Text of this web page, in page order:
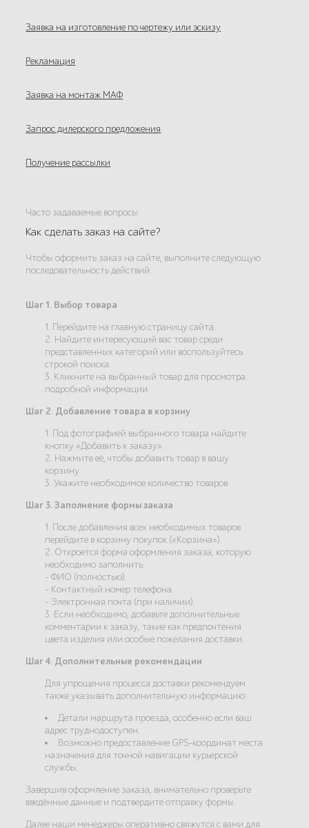
Заявка на изготовление по чертежу или эскизу
Рекламация
Заявка на монтаж МАФ
Запрос дилерского предложения
Получение рассылки
Часто задаваемые вопросы
Как сделать заказ на сайте?
Чтобы оформить заказ на сайте, выполните следующую
последовательность действий:
Шаг 1. Выбор товара
1. Перейдите на главную страницу сайта.
2. Найдите интересующий вас товар среди
представленных категорий или воспользуйтесь
строкой поиска.
3. Кликните на выбранный товар для просмотра
подробной информации.
Шаг 2. Добавление товара в корзину
1. Под фотографией выбранного товара найдите
кнопку «Добавить к заказу».
2. Нажмите её, чтобы добавить товар в вашу
корзину.
3. Укажите необходимое количество товаров.
Шаг 3. Заполнение формы заказа
1. После добавления всех необходимых товаров
перейдите в корзину покупок («Корзина»).
2. Откроется форма оформления заказа, которую
необходимо заполнить:
- ФИО (полностью).
- Контактный номер телефона.
- Электронная почта (при наличии).
3. Если необходимо, добавьте дополнительные
комментарии к заказу, такие как предпочтения
цвета изделия или особые пожелания доставки.
Шаг 4. Дополнительные рекомендации
Для упрощения процесса доставки рекомендуем
также указывать дополнительную информацию:
Детали маршрута проезда, особенно если ваш
адрес труднодоступен.
Возможно предоставление GPS-координат места
назначения для точной навигации курьерской
службы.
Завершив оформление заказа, внимательно проверьте
введённые данные и подтвердите отправку формы.
Далее наши менеджеры оперативно свяжутся с вами для